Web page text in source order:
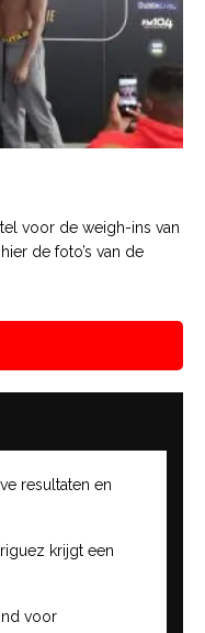
voor de weigh-ins van
de foto’s van de
resultaten en
krijgt een
voor